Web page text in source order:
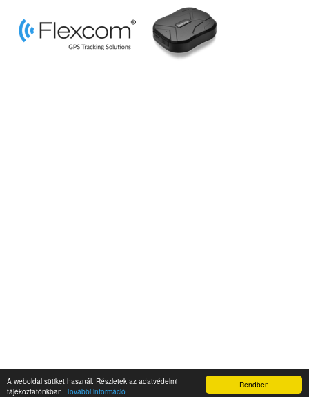
Rendben
A weboldal sütiket használ. Részletek az adatvédelmi
tájékoztatónkban. További információNapidroid.hu 2019